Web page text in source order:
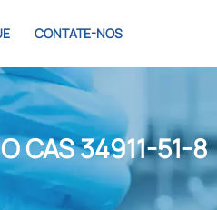
CONTATE-NOS
CAS 34911-51-8